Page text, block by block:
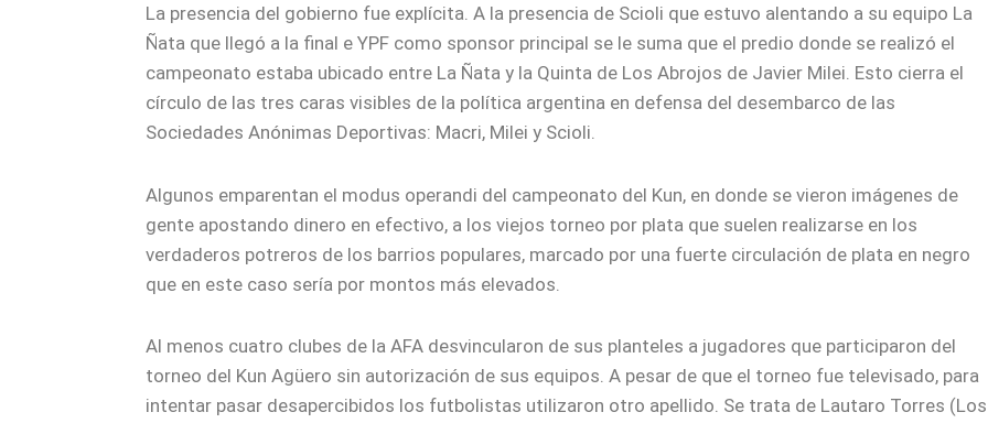
La presencia del gobierno fue explícita. A la presencia de Scioli que estuvo alentando a su equipo La
Ñata que llegó a la final e YPF como sponsor principal se le suma que el predio donde se realizó el
campeonato estaba ubicado entre La Ñata y la Quinta de Los Abrojos de Javier Milei. Esto cierra el
círculo de las tres caras visibles de la política argentina en defensa del desembarco de las
Sociedades Anónimas Deportivas: Macri, Milei y Scioli.
Algunos emparentan el modus operandi del campeonato del Kun, en donde se vieron imágenes de
gente apostando dinero en efectivo, a los viejos torneo por plata que suelen realizarse en los
verdaderos potreros de los barrios populares, marcado por una fuerte circulación de plata en negro
que en este caso sería por montos más elevados.
Al menos cuatro clubes de la AFA desvincularon de sus planteles a jugadores que participaron del
torneo del Kun Agüero sin autorización de sus equipos. A pesar de que el torneo fue televisado, para
intentar pasar desapercibidos los futbolistas utilizaron otro apellido. Se trata de Lautaro Torres (Los